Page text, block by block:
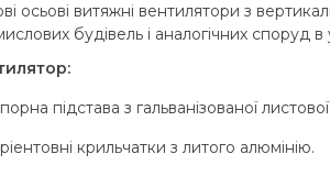
осьові витяжні вентилятори з
будівель і аналогічних
підстава з гальванізованої листової
крильчатки з литого алюмінію.